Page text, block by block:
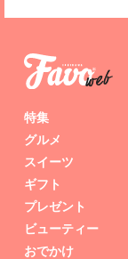
特集
グルメ
スイーツ
ギフト
プレゼント
ビューティー
おでかけ